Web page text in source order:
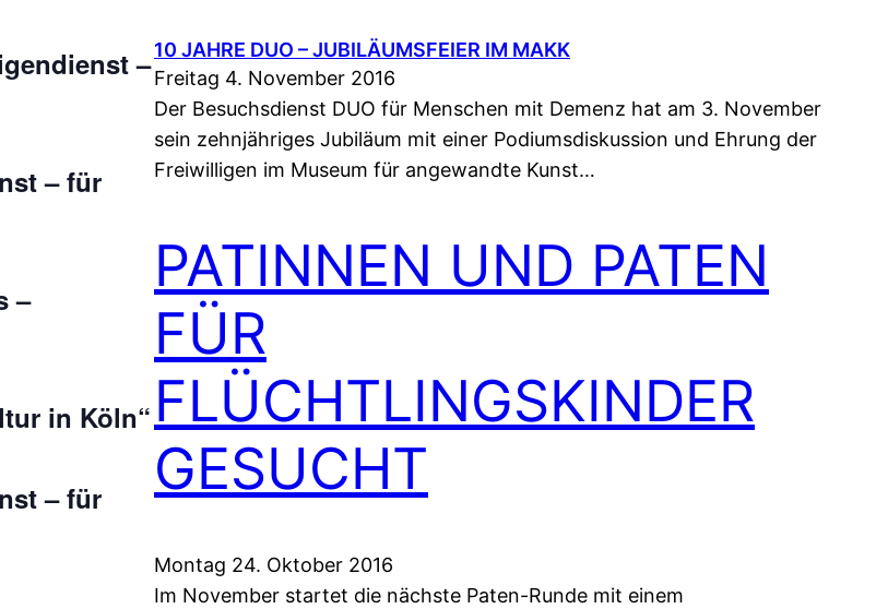
–
– für
–
in Köln“
– für
10 JAHRE DUO – JUBILÄUMSFEIER IM MAKK
Freitag 4. November 2016
Der Besuchsdienst DUO für Menschen mit Demenz hat am 3. November
sein zehnjähriges Jubiläum mit einer Podiumsdiskussion und Ehrung der
Freiwilligen im Museum für angewandte Kunst…
PATINNEN UND PATEN
FÜR
FLÜCHTLINGSKINDER
GESUCHT
Montag 24. Oktober 2016
Im November startet die nächste Paten-Runde mit einem